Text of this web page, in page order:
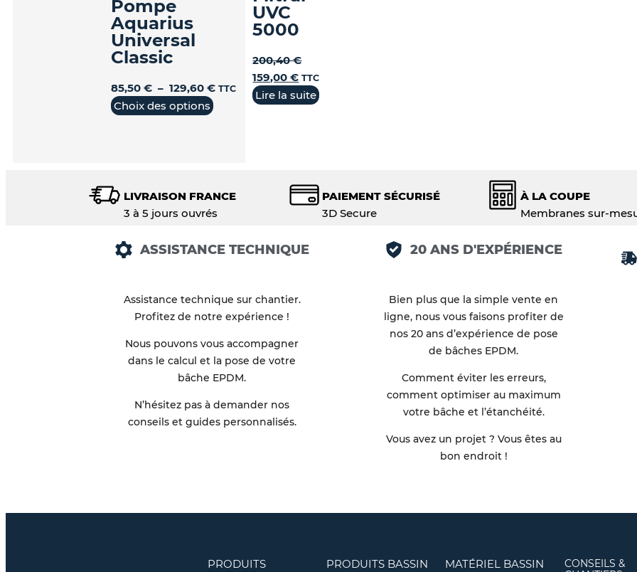
Pompe
Aquarius
Universal
Classic
85,50€ – 129,60€ TTC
Choix des options
UVC
5000
200,40€
159,00€ TTC
Lire la suite
LIVRAISON FRANCE
3 à 5 jours ouvrés
PAIEMENT SÉCURISÉ
3D Secure
À LA COUPE
Membranes sur-
ASSISTANCE TECHNIQUE
Assistance technique sur chantier.
Profitez de notre expérience !
Nous pouvons vous accompagner
dans le calcul et la pose de votre
bâche EPDM.
N’hésitez pas à demander nos
conseils et guides personnalisés.
20 ANS D'EXPÉRIENCE
Bien plus que la simple vente en
ligne, nous vous faisons profiter de
nos 20 ans d’expérience de pose
de bâches EPDM.
Comment éviter les erreurs,
comment optimiser au maximum
votre bâche et l’étanchéité.
Vous avez un projet ? Vous êtes au
bon endroit !
PRODUITS
PRODUITS BASSIN MATÉRIEL BASSIN
CONSEILS &